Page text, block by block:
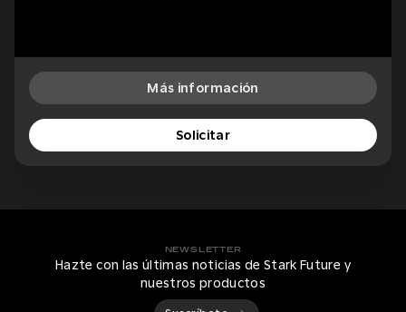
Más información
Solicitar
NEWSLETTER
Hazte con las últimas noticias de Stark Future y
nuestros productos